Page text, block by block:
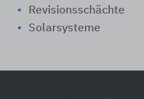
Revisionsschächte
Solarsysteme